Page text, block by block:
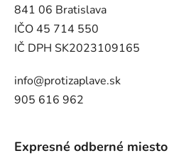
841 06 Bratislava
IČO 45 714 550
IČ DPH SK2023109165
info@protizaplave.sk
905 616 962
Expresné odberné miesto